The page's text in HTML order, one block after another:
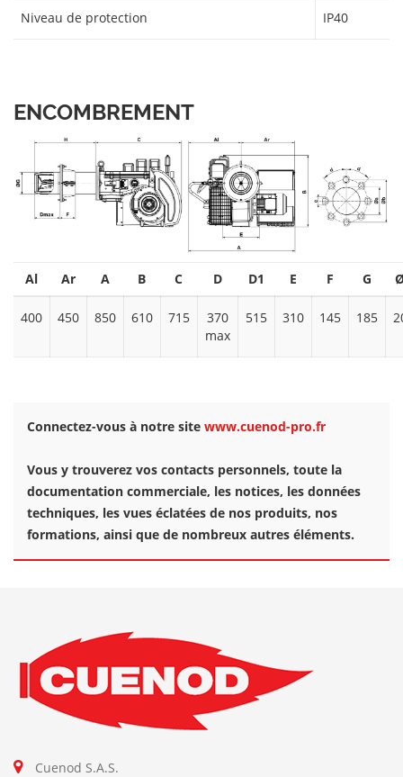
Niveau de protection IP40
ENCOMBREMENT
Al Ar A B C D D1 E F G
400 450 850 610 715
370
max
515 310 145 185
Connectez-vous à notre site www.cuenod-pro.fr
Vous y trouverez vos contacts personnels, toute la
documentation commerciale, les notices, les données
techniques, les vues éclatées de nos produits, nos
formations, ainsi que de nombreux autres éléments.
Cuenod S.A.S.